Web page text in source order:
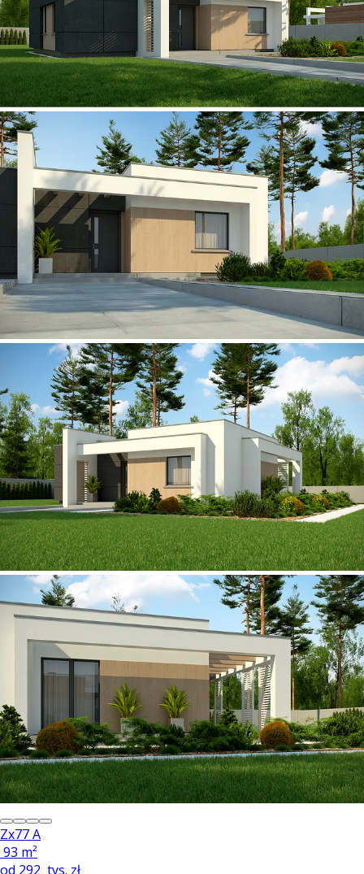
Zx51
92 m²
321tys. zł
project.variants:
project.realizations:
project.comments:
Wygodny dom o prostej bryle i nowoczesnym stylu z trzema
sypialniami na piętrze.